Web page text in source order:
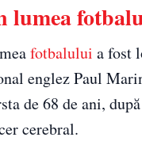
lumea
fotbalului a fost
englez Paul
de 68 de ani,
cerebral.